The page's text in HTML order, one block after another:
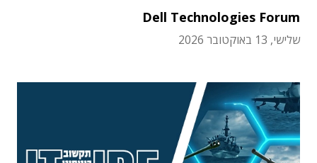
Dell Technologies Forum
שלישי, 13 באוקטובר 2026